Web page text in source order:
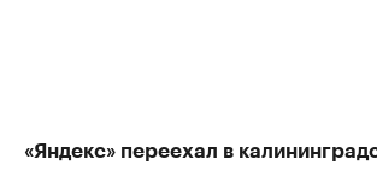
«Яндекс» переехал в